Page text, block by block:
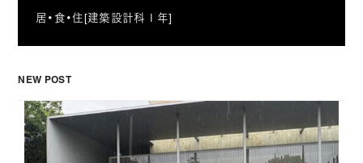
居・食・住[建築設計科１年]
NEW POST